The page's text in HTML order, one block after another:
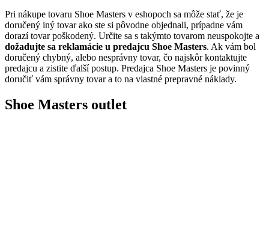
Pri nákupe tovaru Shoe Masters v eshopoch sa môže stať, že je
doručený iný tovar ako ste si pôvodne objednali, prípadne vám
dorazí tovar poškodený. Určite sa s takýmto tovarom neuspokojte a
dožadujte sa reklamácie u predajcu Shoe Masters. Ak vám bol
doručený chybný, alebo nesprávny tovar, čo najskôr kontaktujte
predajcu a zistite ďalší postup. Predajca Shoe Masters je povinný
doručiť vám správny tovar a to na vlastné prepravné náklady.
Shoe Masters outlet